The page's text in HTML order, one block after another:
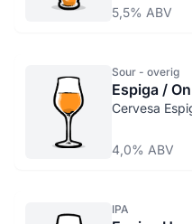
5,5% ABV
Sour - overig
Espiga /
Cervesa
4,0% ABV
IPA